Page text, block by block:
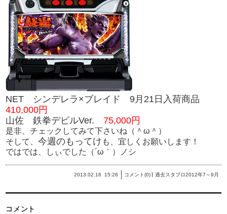
NET シンデレラ×ブレイド 9月21日入荷商品
410,000円
山佐 鉄拳デビルVer.
75,000円
是非、チェックしてみて下さいね（＾ω＾）
そして、今週のもってけ も、宜しくお願いします！
ではでは、しぃでした（´ω｀）ノシ
2013.02.16 15:26 コメント(0) 過去スタブロ2012年7～9月
コメント